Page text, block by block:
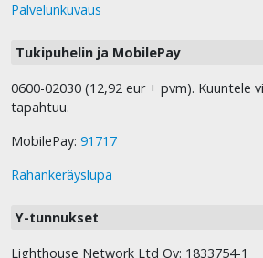
Palvelunkuvaus
Tukipuhelin ja MobilePay
0600-02030 (12,92 eur + pvm). Kuuntele
tapahtuu.
MobilePay: 91717
Rahankeräyslupa
Y-tunnukset
Lighthouse Network Ltd Oy: 1833754-1